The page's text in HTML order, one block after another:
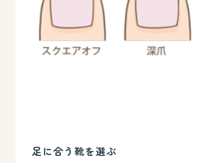
足に合う靴を選ぶ